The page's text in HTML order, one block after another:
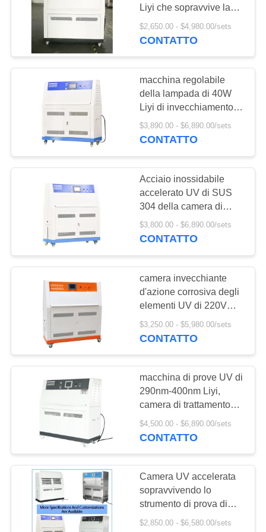
PRIVACY
POLICY
Forno di
essiccazione
industriale
camera di prova di
invecchiamento
64
Camera di prova
della polvere della
sabbia
18
Camera di prova
dello spruzzo di sale
39
Liyi che sopravvive la
macchina UV della
prova invecchiare
$2,650.00 - $4,980.00/sets
CONTATTO
macchina regolabile
della lampada di 40W
Liyi di invecchiamento di
irradiamento UV della
camera di prova
$3,890.00 - $6,890.00/sets
CONTATTO
Acciaio inossidabile
accelerato UV di SUS
304 della camera di
prova di invecchiamento
di Liyi Eathering
$3,800.00 - $6,890.00/sets
CONTATTO
camera invecchiante
d'azione corrosiva degli
elementi UV di 220V
50Hz, tester d'azione
corrosiva degli elementi
$3,250.00 - $5,980.00/sets
CONTATTO
macchina di prove UV di
290nm-400nm Liyi,
camera di trattamento
UV di ASTM
$4,500.00 - $6,890.00/sets
CONTATTO
Camera UV accelerata
sopravvivendo lo
strumento di prova di
invecchiamento del
$2,850.00 - $6,580.00/sets